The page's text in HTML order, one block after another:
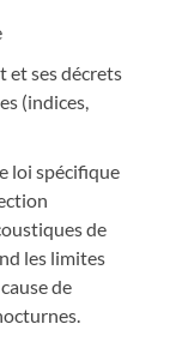
et ses décrets
(indices,
loi spécifique
de
les limites
de